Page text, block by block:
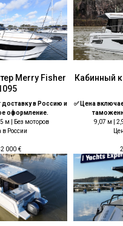
Merry Fisher
доставку в Россию и
оформление.
м | Без моторов
в России
000 €
Кабинный
✅ Цена
9,07 м |